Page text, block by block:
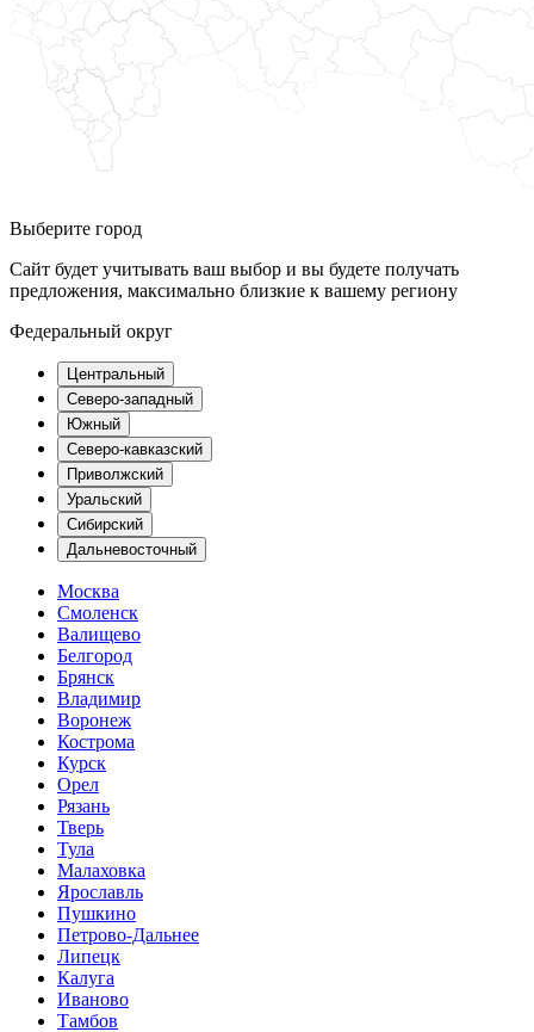
Выберите город
Сайт будет учитывать ваш выбор и вы будете получать
предложения, максимально близкие к вашему региону
Федеральный округ
Центральный
Северо-западный
Южный
Северо-кавказский
Приволжский
Уральский
Сибирский
Дальневосточный
Москва
Смоленск
Валищево
Белгород
Брянск
Владимир
Воронеж
Кострома
Курск
Орел
Рязань
Тверь
Тула
Малаховка
Ярославль
Пушкино
Петрово-Дальнее
Липецк
Калуга
Иваново
Тамбов